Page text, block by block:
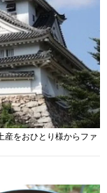
産をおひとり様からファ